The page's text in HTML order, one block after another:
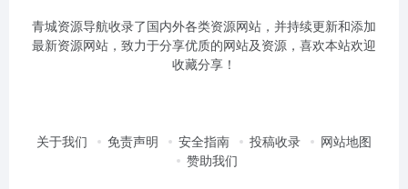
青城资源导航收录了国内外各类资源网站，并持续更新和添加
最新资源网站，致力于分享优质的网站及资源，喜欢本站欢迎
收藏分享！
关于我们 免责声明 安全指南 投稿收录
网站地图
赞助我们